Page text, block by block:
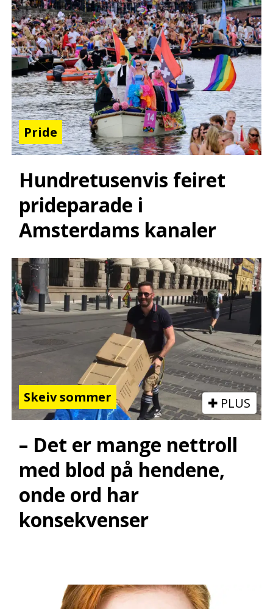
Pride
Hundretusenvis feiret
prideparade i
Amsterdams kanaler
Skeiv sommer PLUS
– Det er mange nettroll
med blod på hendene,
onde ord har
konsekvenser